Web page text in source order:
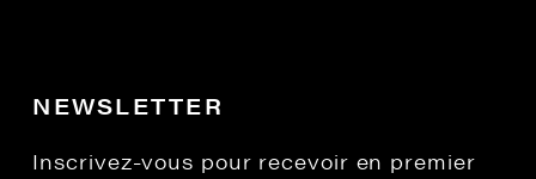
NEWSLETTER
Inscrivez-vous pour recevoir en premier